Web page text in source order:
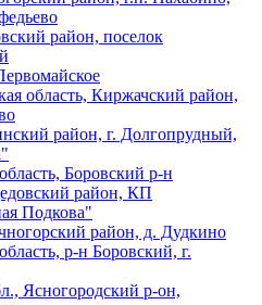
район, поселок
область, Киржачский район,
район, г. Долгопрудный,
Боровский р-н
район, КП
Подкова"
район, д. Дудкино
р-н Боровский, г.
Ясногородский р-он,